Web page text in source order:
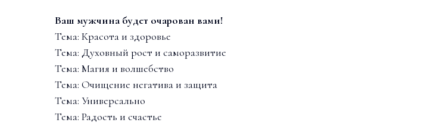
Ваш мужчина будет очарован вами!
Тема: Красота и здоровье
Тема: Духовный рост и саморазвитие
Тема: Магия и волшебство
Тема: Очищение негатива и защита
Тема: Универсально
Тема: Радость и счастье